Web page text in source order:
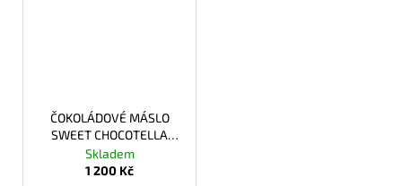
ČOKOLÁDOVÉ MÁSLO
SWEET CHOCOTELLA
CUPUACU
Skladem
1 200 Kč